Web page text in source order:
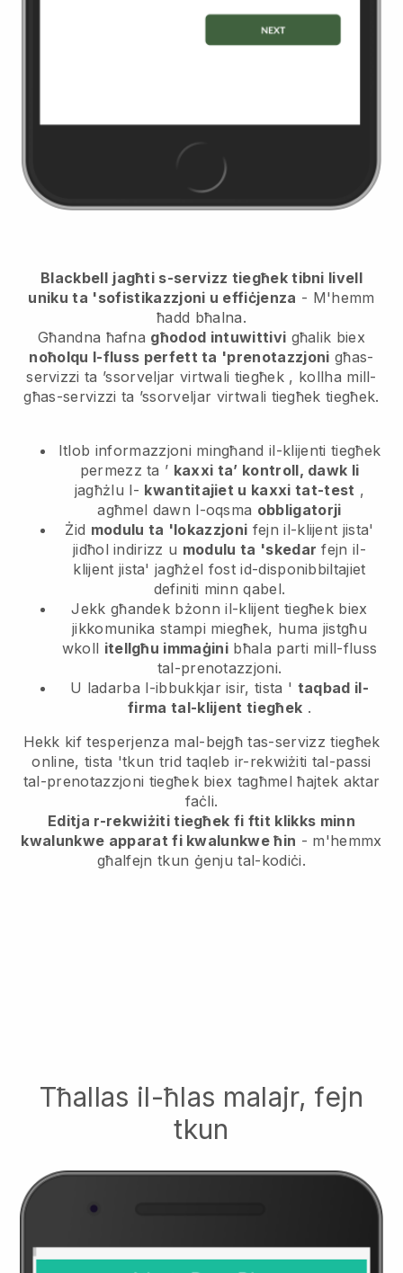
Blackbell jagħti s-servizz tiegħek tibni livell
uniku ta 'sofistikazzjoni u effiċjenza - M'hemm
ħadd bħalna.
Għandna ħafna għodod intuwittivi għalik biex
noħolqu l-fluss perfett ta 'prenotazzjoni għas-
servizzi ta ’ssorveljar virtwali tiegħek , kollha mill-
għas-servizzi ta ’ssorveljar virtwali tiegħek tiegħek.
Itlob informazzjoni mingħand il-klijenti tiegħek
permezz ta ’ kaxxi ta’ kontroll, dawk li
jagħżlu l- kwantitajiet u kaxxi tat-test ,
agħmel dawn l-oqsma obbligatorji
Żid modulu ta 'lokazzjoni fejn il-klijent jista'
jidħol indirizz u modulu ta 'skedar fejn il-
klijent jista' jagħżel fost id-disponibbiltajiet
definiti minn qabel.
Jekk għandek bżonn il-klijent tiegħek biex
jikkomunika stampi miegħek, huma jistgħu
wkoll itellgħu immaġini bħala parti mill-fluss
tal-prenotazzjoni.
U ladarba l-ibbukkjar isir, tista ' taqbad il-
firma tal-klijent tiegħek .
Hekk kif tesperjenza mal-bejgħ tas-servizz tiegħek
online, tista 'tkun trid taqleb ir-rekwiżiti tal-passi
tal-prenotazzjoni tiegħek biex tagħmel ħajtek aktar
faċli.
Editja r-rekwiżiti tiegħek fi ftit klikks minn
kwalunkwe apparat fi kwalunkwe ħin - m'hemmx
għalfejn tkun ġenju tal-kodiċi.
Tħallas il-ħlas malajr, fejn
tkun